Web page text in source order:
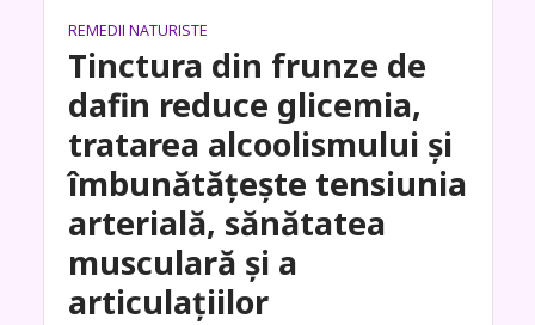
REMEDII NATURISTE
Tinctura din frunze de
dafin reduce glicemia,
tratarea alcoolismului și
îmbunătățește tensiunia
arterială, sănătatea
musculară și a
articulațiilor